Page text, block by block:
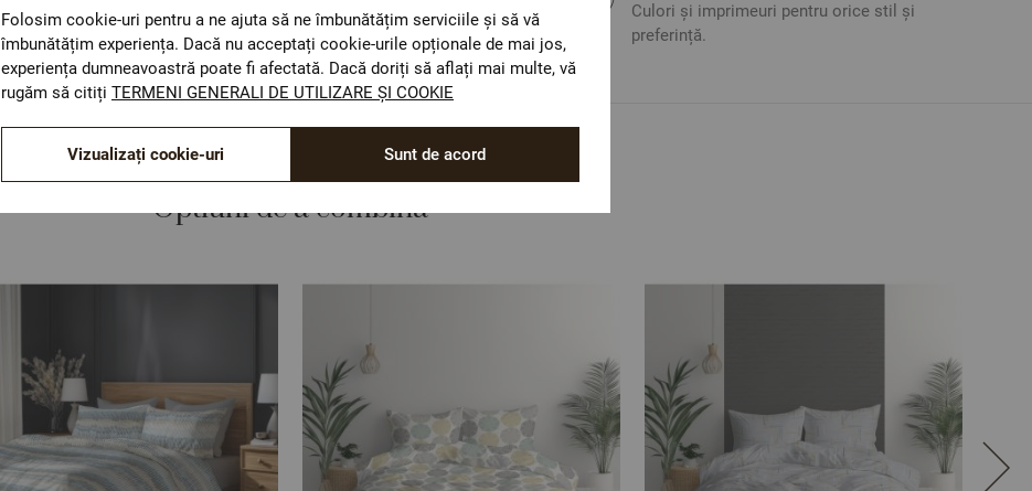
Materiale textile care sunt sigure pentru sănătatea
dumneavoastră.
Culori și imprimeuri pentru orice stil și
preferință.
Optiuni de a combina
Folosim cookie-uri pentru a ne ajuta să ne îmbunătățim serviciile și să vă
îmbunătățim experiența. Dacă nu acceptați cookie-urile opționale de mai jos,
experiența dumneavoastră poate fi afectată. Dacă doriți să aflați mai multe, vă
rugăm să citiți TERMENI GENERALI DE UTILIZARE ȘI COOKIE
Sunt de acord
Vizualizați cookie-uri